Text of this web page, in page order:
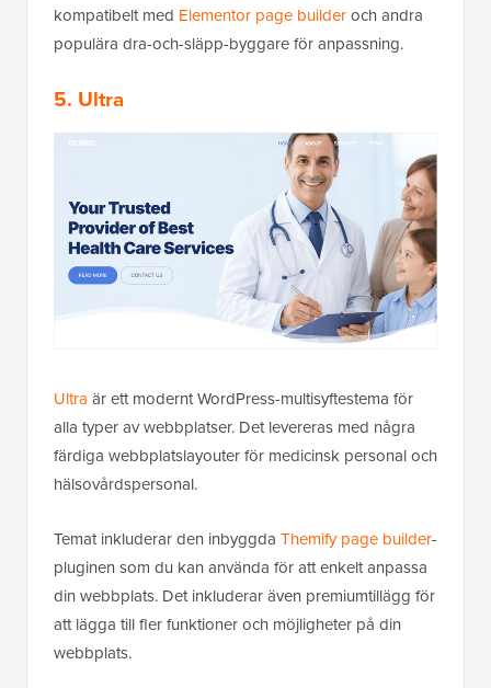
kompatibelt med Elementor page builderoch andra
populära dra-och-släpp-byggare för anpassning.
5. Ultra
Ultra är ett modernt WordPress-multisyftestema för
alla typer av webbplatser. Det levereras med några
färdiga webbplatslayouter för medicinsk personal och
hälsovårdspersonal.
Temat inkluderar den inbyggda Themify page builder-
pluginen som du kan använda för att enkelt anpassa
din webbplats. Det inkluderar även premiumtillägg för
att lägga till fler funktioner och möjligheter på din
webbplats.